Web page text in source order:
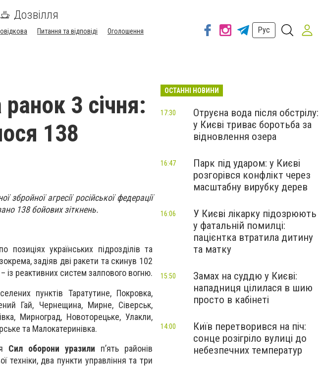
Дозвілля
Питання та відповіді
Оголошення
Рус
3 січня:
138
агресії російської федерації
138 бойових зіткнень.
українських підрозділів та
задіяв дві ракети та скинув 102
із реактивних систем залпового вогню.
пунктів Таратутине, Покровка,
Гай, Чернещина, Мирне, Сіверськ,
Мирноград, Новоторецьке, Улакли,
та Малокатеринівка.
Сил оборони уразили п’ять районів
техніки, два пункти управління та три
ОСТАННІ НОВИНИ
Отруєна вода після обстрілу:
у Києві триває боротьба за
відновлення озера
17:30
Парк під ударом: у Києві
розгорівся конфлікт через
масштабну вирубку дерев
16:47
У Києві лікарку підозрюють
у фатальній помилці:
пацієнтка втратила дитину
та матку
16:06
Замах на суддю у Києві:
нападниця цілилася в шию
просто в кабінеті
15:50
Київ перетворився на піч:
сонце розігріло вулиці до
небезпечних температур
14:00